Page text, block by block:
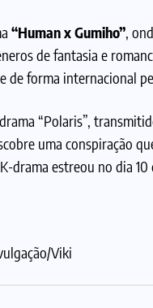
“Human x Gumiho”,
de fantasia e
de forma internacional
“Polaris”,
uma conspiração
drama estreou no dia
Viki